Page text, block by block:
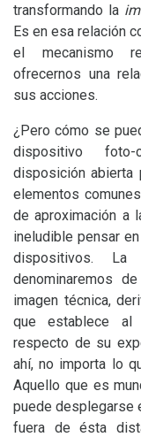
transformando la
Es en esa relación
el mecanismo
ofrecernos una
sus acciones.
¿Pero cómo se
dispositivo
disposición abierta
elementos
de aproximación a
ineludible pensar
dispositivos. La
denominaremos
imagen técnica,
que establece al
respecto de su
ahí, no importa lo
Aquello que es
puede desplegarse
fuera de ésta